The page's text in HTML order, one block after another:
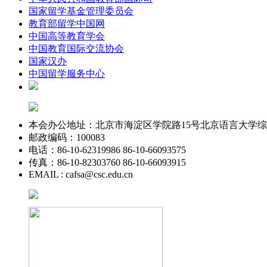
国家留学基金管理委员会
教育部留学中国网
中国高等教育学会
中国教育国际交流协会
国家汉办
中国留学服务中心
本会办公地址：北京市海淀区学院路15号北京语言大学
邮政编码：100083
电话：86-10-62319986 86-10-66093575
传真：86-10-82303760 86-10-66093915
EMAIL : cafsa@csc.edu.cn